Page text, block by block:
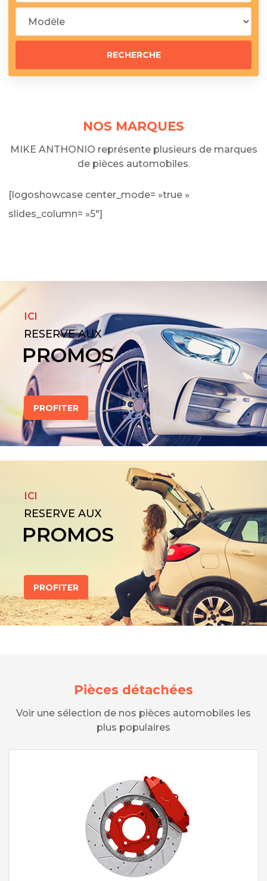
NOS MARQUES
MIKE ANTHONIO représente plusieurs de marques
de pièces automobiles.
[logoshowcase center_mode= »true »
slides_column= »5″]
ICI
RESERVE AUX
PROMOS
PROFITER
ICI
RESERVE AUX
PROMOS
PROFITER
Pièces détachées
Voir une sélection de nos pièces automobiles les
plus populaires